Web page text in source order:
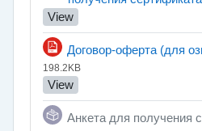
View
Договор-оферта (для
198.2KB
View
Анкета для получения